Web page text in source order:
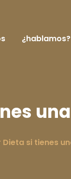
¿hablamos?
si tienes